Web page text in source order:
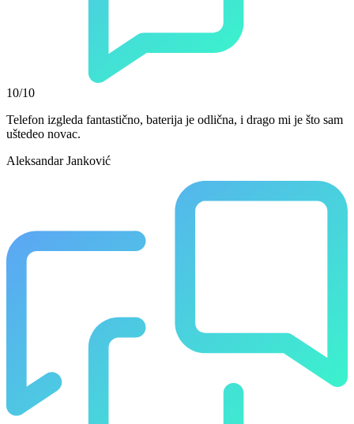
10/10
Telefon izgleda fantastično, baterija je odlična, i drago mi je što sam
uštedeo novac.
Aleksandar Janković